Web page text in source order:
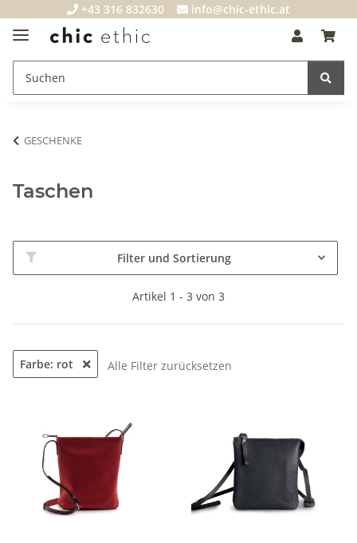
+43 316 832630 info@chic-ethic.at
GESCHENKE
Taschen
Filter und Sortierung
Artikel 1 - 3 von 3
Farbe: rot Alle Filter zurücksetzen